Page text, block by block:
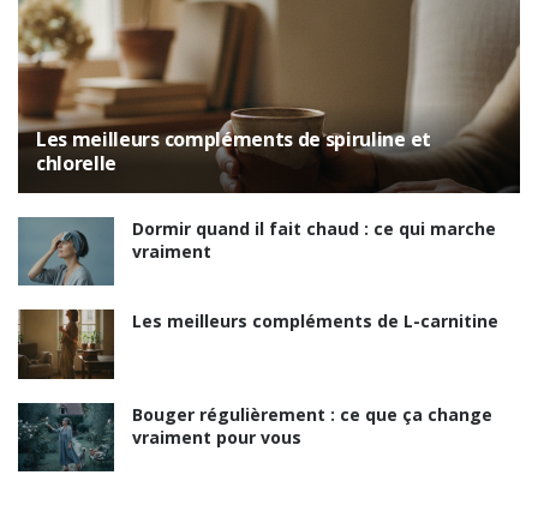
Les meilleurs compléments de spiruline et
chlorelle
Dormir quand il fait chaud : ce qui marche
vraiment
Les meilleurs compléments de L-carnitine
Bouger régulièrement : ce que ça change
vraiment pour vous